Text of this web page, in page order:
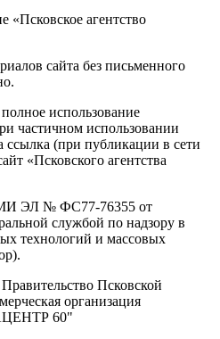
«Псковское агентство
сайта без письменного
использование
частичном использовании
ссылка (при публикации в сети
«Псковского агентства
ЭЛ № ФС77-76355 от
службой по надзору в
технологий и массовых
Псковской
организация
60"